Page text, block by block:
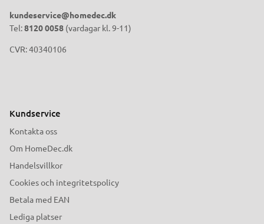
kundeservice@homedec.dk
Tel:8120 0058 (vardagar kl. 9-11)
CVR: 40340106
Kundservice
Kontakta oss
Om HomeDec.dk
Handelsvillkor
Cookies och integritetspolicy
Betala med EAN
Lediga platser